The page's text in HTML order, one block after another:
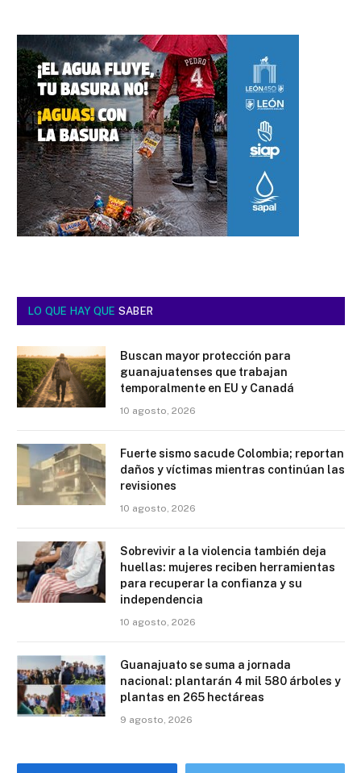
LO QUE HAY QUE SABER
Buscan mayor protección para
guanajuatenses que trabajan
temporalmente en EU y Canadá
10 agosto, 2026
Fuerte sismo sacude Colombia; reportan
daños y víctimas mientras continúan las
revisiones
10 agosto, 2026
Sobrevivir a la violencia también deja
huellas: mujeres reciben herramientas
para recuperar la confianza y su
independencia
10 agosto, 2026
Guanajuato se suma a jornada
nacional: plantarán 4 mil 580 árboles y
plantas en 265 hectáreas
9 agosto, 2026